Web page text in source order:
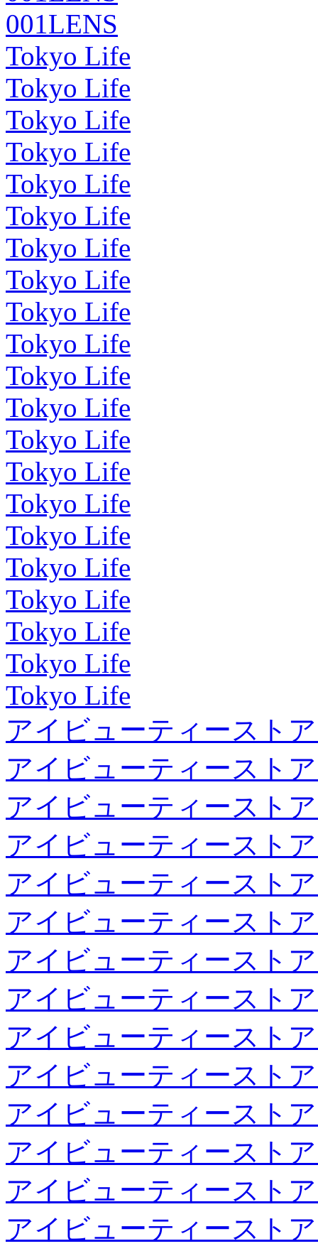
001LENS
Tokyo Life
Tokyo Life
Tokyo Life
Tokyo Life
Tokyo Life
Tokyo Life
Tokyo Life
Tokyo Life
Tokyo Life
Tokyo Life
Tokyo Life
Tokyo Life
Tokyo Life
Tokyo Life
Tokyo Life
Tokyo Life
Tokyo Life
Tokyo Life
Tokyo Life
Tokyo Life
Tokyo Life
アイビューティースト
アイビューティースト
アイビューティースト
アイビューティースト
アイビューティースト
アイビューティースト
アイビューティースト
アイビューティースト
アイビューティースト
アイビューティースト
アイビューティースト
アイビューティースト
アイビューティースト
アイビューティースト